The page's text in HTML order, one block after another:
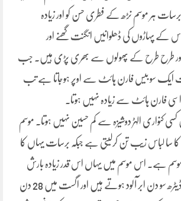
برسات ہر موسم نڑھ کے فطری حسن کو اور زیادہ
کے پہاڑوں کی ڈھلوانیں انگنت گھنے اور
اور طرح طرح کے پھولوں سے بھری پڑی ہیں۔ جب
ایک سو بیس فارن ہائٹ سے اوپر ہوجاتا ہے تب
فارن ہائٹ سے زیادہ نہیں ہوتا۔
کسی کنواری الہڑ دوشیزہ سے کم حسین نہیں ہوتا۔ موسم
کا سا لباس زیب تن کرلیتی ہے جبکہ برسات یہاں کا
موسم ہے۔ اس موسم میں یہاں اس قدر زیادہ بارش
ہوتی ہے کہ سال کے ڈیٹرھ سو دن ابر آلود ہوتے ہیں اور اگست میں 28 دن